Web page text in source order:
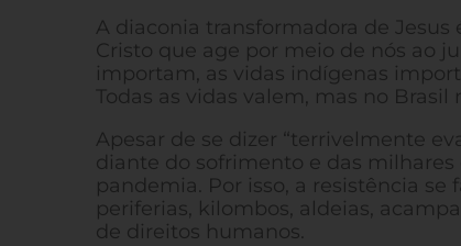
A diaconia transformadora de
Cristo que age por meio de nós ao
importam, as vidas indígenas
Todas as vidas valem, mas no
Apesar de se dizer “terrivelmente
diante do sofrimento e das
pandemia. Por isso, a resistência
periferias, kilombos, aldeias,
de direitos humanos.